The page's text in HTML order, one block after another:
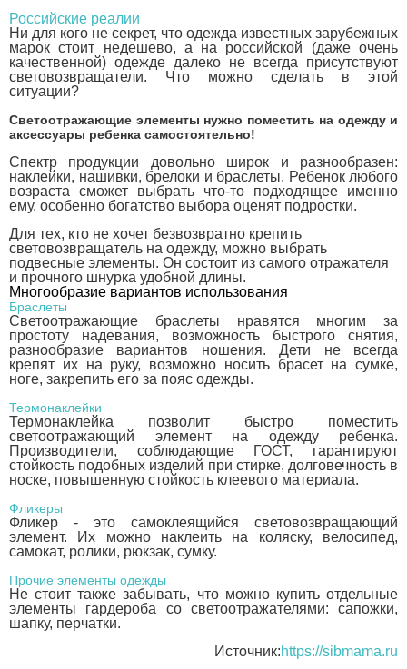
Российские реалии
Ни для кого не секрет, что одежда известных зарубежных
марок стоит недешево, а на российской (даже очень
качественной) одежде далеко не всегда присутствуют
световозвращатели. Что можно сделать в этой
ситуации?
Светоотражающие элементы нужно поместить на одежду и
аксессуары ребенка самостоятельно!
Спектр продукции довольно широк и разнообразен:
наклейки, нашивки, брелоки и браслеты. Ребенок любого
возраста сможет выбрать что-то подходящее именно
ему, особенно богатство выбора оценят подростки.
Для тех, кто не хочет безвозвратно крепить
световозвращатель на одежду, можно выбрать
подвесные элементы. Он состоит из самого отражателя
и прочного шнурка удобной длины.
Многообразие вариантов использования
Браслеты
Светоотражающие браслеты нравятся многим за
простоту надевания, возможность быстрого снятия,
разнообразие вариантов ношения. Дети не всегда
крепят их на руку, возможно носить брасет на сумке,
ноге, закрепить его за пояс одежды.
Термонаклейки
Термонаклейка позволит быстро поместить
светоотражающий элемент на одежду ребенка.
Производители, соблюдающие ГОСТ, гарантируют
стойкость подобных изделий при стирке, долговечность в
носке, повышенную стойкость клеевого материала.
Фликеры
Фликер - это самоклеящийся световозвращающий
элемент. Их можно наклеить на коляску, велосипед,
самокат, ролики, рюкзак, сумку.
Прочие элементы одежды
Не стоит также забывать, что можно купить отдельные
элементы гардероба со светоотражателями: сапожки,
шапку, перчатки.
Источник:https://sibmama.ru